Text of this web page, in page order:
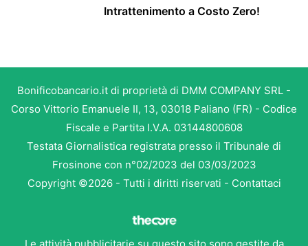
Intrattenimento a Costo Zero!
Bonificobancario.it di proprietà di DMM COMPANY SRL -
Corso Vittorio Emanuele II, 13, 03018 Paliano (FR) - Codice
Fiscale e Partita I.V.A. 03144800608
Testata Giornalistica registrata presso il Tribunale di
Frosinone con n°02/2023 del 03/03/2023
Copyright ©2026 - Tutti i diritti riservati - Contattaci